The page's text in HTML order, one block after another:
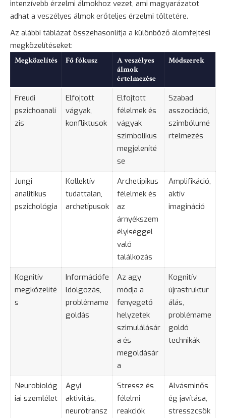
intenzívebb érzelmi álmokhoz vezet, ami magyarázatot
adhat a veszélyes álmok erőteljes érzelmi töltetére.
Az alábbi táblázat összehasonlítja a különböző álomfejtési
megközelítéseket:
Megközelítés Fő fókusz
A veszélyes
álmok
értelmezése
Módszerek
Freudi
pszichoanalí
zis
Elfojtott
vágyak,
konfliktusok
Elfojtott
félelmek és
vágyak
szimbolikus
megjeleníté
se
Szabad
asszociáció,
szimbólumé
rtelmezés
Jungi
analitikus
pszichológia
Kollektív
tudattalan,
archetípusok
Archetipikus
félelmek és
az
árnyékszem
élyiséggel
való
találkozás
Amplifikáció,
aktív
imagináció
Kognitív
megközelíté
s
Információfe
ldolgozás,
problémame
goldás
Az agy
módja a
fenyegető
helyzetek
szimulálásár
a és
megoldásár
a
Kognitív
újrastruktur
álás,
problémame
goldó
technikák
Neurobiológ
iai szemlélet
Agyi
aktivitás,
neurotransz
Stressz és
félelmi
reakciók
Alvásminős
ég javítása,
stresszcsök